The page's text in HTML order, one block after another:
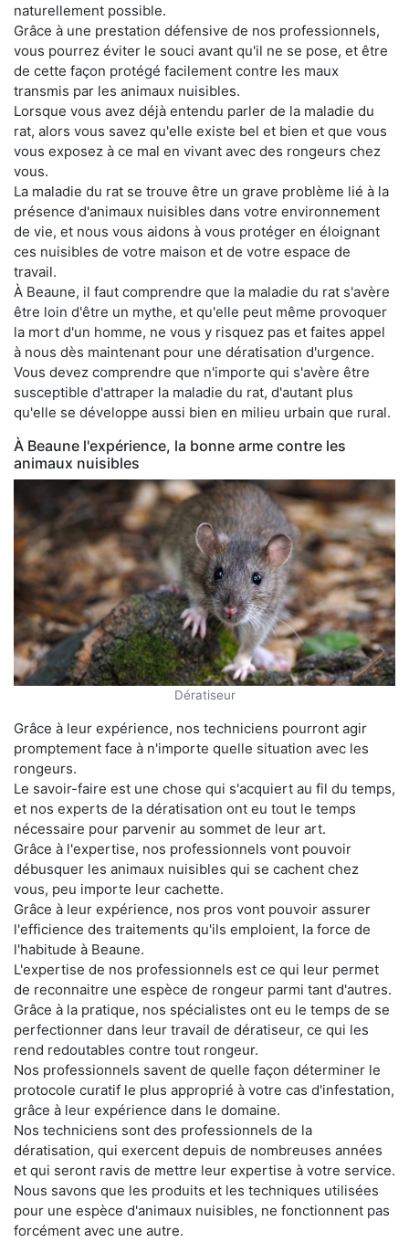
naturellement possible.
Grâce à une prestation défensive de nos professionnels,
vous pourrez éviter le souci avant qu'il ne se pose, et être
de cette façon protégé facilement contre les maux
transmis par les animaux nuisibles.
Lorsque vous avez déjà entendu parler de la maladie du
rat, alors vous savez qu'elle existe bel et bien et que vous
vous exposez à ce mal en vivant avec des rongeurs chez
vous.
La maladie du rat se trouve être un grave problème lié à la
présence d'animaux nuisibles dans votre environnement
de vie, et nous vous aidons à vous protéger en éloignant
ces nuisibles de votre maison et de votre espace de
travail.
À Beaune, il faut comprendre que la maladie du rat s'avère
être loin d'être un mythe, et qu'elle peut même provoquer
la mort d'un homme, ne vous y risquez pas et faites appel
à nous dès maintenant pour une dératisation d'urgence.
Vous devez comprendre que n'importe qui s'avère être
susceptible d'attraper la maladie du rat, d'autant plus
qu'elle se développe aussi bien en milieu urbain que rural.
À Beaune l'expérience, la bonne arme contre les
animaux nuisibles
Dératiseur
Grâce à leur expérience, nos techniciens pourront agir
promptement face à n'importe quelle situation avec les
rongeurs.
Le savoir-faire est une chose qui s'acquiert au fil du temps,
et nos experts de la dératisation ont eu tout le temps
nécessaire pour parvenir au sommet de leur art.
Grâce à l'expertise, nos professionnels vont pouvoir
débusquer les animaux nuisibles qui se cachent chez
vous, peu importe leur cachette.
Grâce à leur expérience, nos pros vont pouvoir assurer
l'efficience des traitements qu'ils emploient, la force de
l'habitude à Beaune.
L'expertise de nos professionnels est ce qui leur permet
de reconnaitre une espèce de rongeur parmi tant d'autres.
Grâce à la pratique, nos spécialistes ont eu le temps de se
perfectionner dans leur travail de dératiseur, ce qui les
rend redoutables contre tout rongeur.
Nos professionnels savent de quelle façon déterminer le
protocole curatif le plus approprié à votre cas d'infestation,
grâce à leur expérience dans le domaine.
Nos techniciens sont des professionnels de la
dératisation, qui exercent depuis de nombreuses années
et qui seront ravis de mettre leur expertise à votre service.
Nous savons que les produits et les techniques utilisées
pour une espèce d'animaux nuisibles, ne fonctionnent pas
forcément avec une autre.